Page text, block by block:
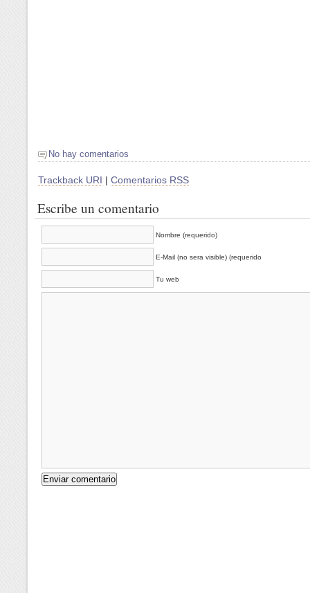
No hay comentarios
Trackback URI | Comentarios RSS
Escribe un comentario
Nombre (requerido)
E-Mail (no sera visible) (requerido
Tu web